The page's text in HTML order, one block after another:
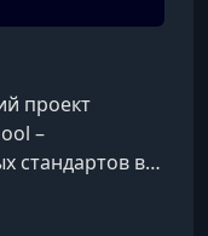
проект
–
стандартов в